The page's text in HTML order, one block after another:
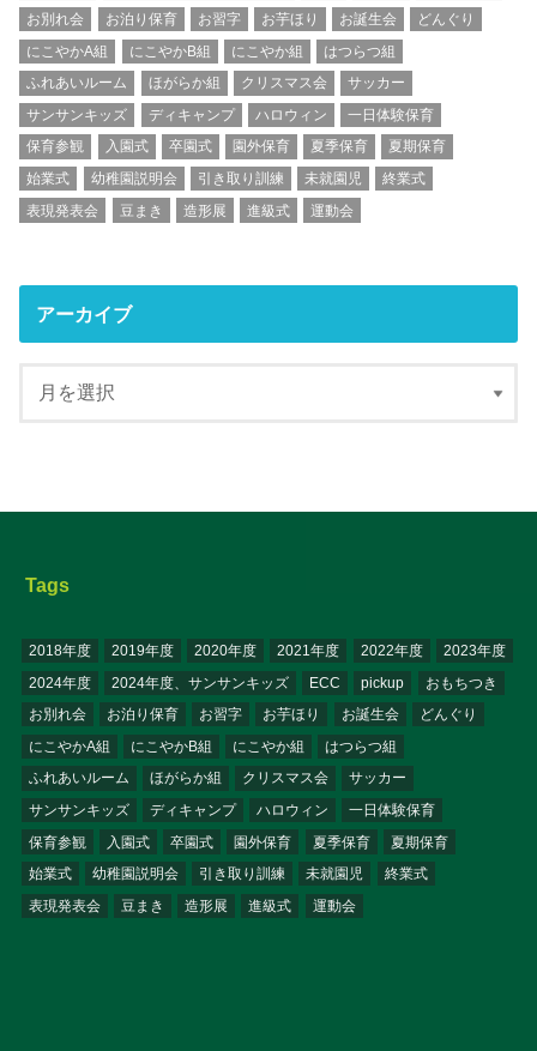
お別れ会
お泊り保育 お習字 お芋ほり お誕生会
どんぐり
にこやかA組
にこやかB組 にこやか組
はつらつ組
ふれあいルーム
ほがらか組 クリスマス会
サッカー
サンサンキッズ
ディキャンプ ハロウィン
一日体験保育
保育参観
入園式 卒園式 園外保育 夏季保育
夏期保育
始業式
幼稚園説明会 引き取り訓練 未就園児
終業式
表現発表会
豆まき 造形展 進級式 運動会
アーカイブ
Tags
2018年度 2019年度 2020年度 2021年度 2022年度
2023年度
2024年度
2024年度、サンサンキッズ ECC pickup
おもちつき
お別れ会
お泊り保育 お習字 お芋ほり お誕生会
どんぐり
にこやかA組
にこやかB組 にこやか組
はつらつ組
ふれあいルーム
ほがらか組 クリスマス会
サッカー
サンサンキッズ
ディキャンプ ハロウィン
一日体験保育
保育参観
入園式 卒園式 園外保育 夏季保育
夏期保育
始業式
幼稚園説明会 引き取り訓練 未就園児
終業式
表現発表会
豆まき 造形展 進級式 運動会